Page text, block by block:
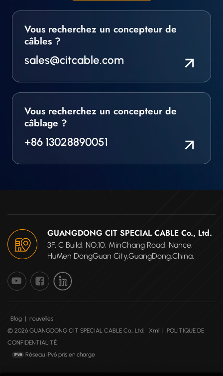
Vous recherchez un concepteur de
câbles ?
sales@citcable.com
Vous recherchez un concepteur de
câblage ?
+86 13028890051
GUANGDONG CIT SPECIAL CABLE Co., Ltd.
3F, C Build, NO.10, MinChang Road, Nance,
HuMen DongGuan City,GuangDong.China.
Blog | nouvelles
© 2026 GUANGDONG CIT SPECIAL CABLE Co., Ltd.
Xml | POLITIQUE DE
CONFIDENTIALITÉ
Réseau IPv6 pris en charge